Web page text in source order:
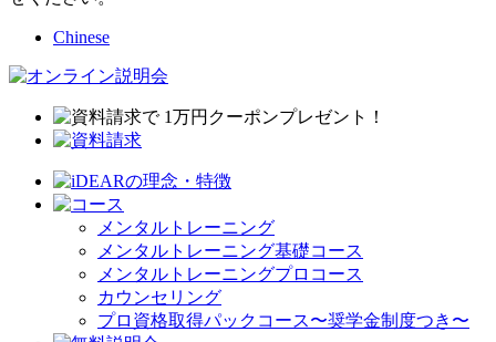
Chinese
メンタルトレーニング
メンタルトレーニング基礎コース
メンタルトレーニングプロコース
カウンセリング
プロ資格取得パックコース〜奨学金制度つき〜